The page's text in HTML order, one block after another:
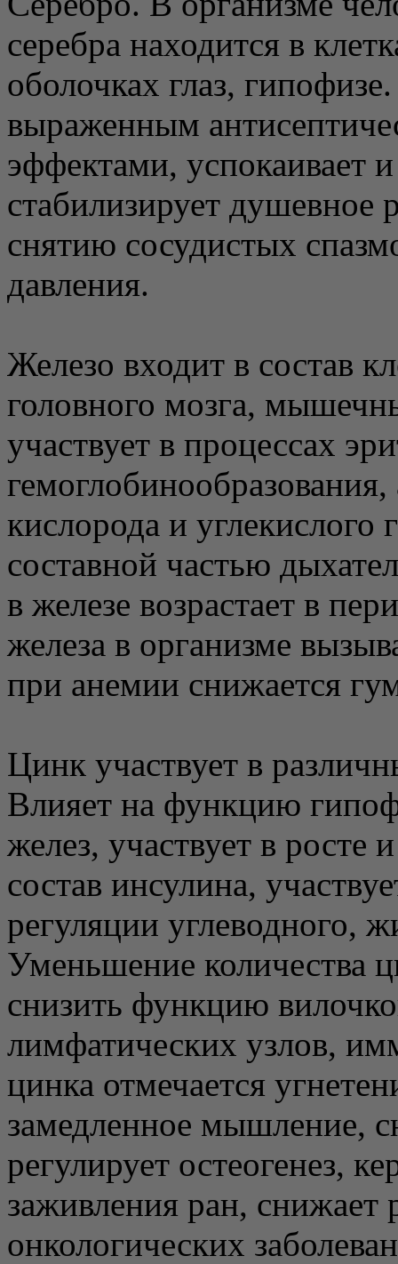
серебра находится в
оболочках глаз,
выраженным
эффектами, успокаивает
стабилизирует душевное
снятию сосудистых
давления.
Железо входит в состав
головного мозга,
участвует в процессах
кислорода и углекислого
составной частью
в железе возрастает в
железа в организме
при анемии снижается
Цинк участвует в
Влияет на функцию
желез, участвует в росте
состав инсулина,
регуляции углеводного,
Уменьшение количества
снизить функцию
лимфатических узлов,
цинка отмечается
замедленное мышление,
регулирует остеогенез,
заживления ран, снижает
онкологических